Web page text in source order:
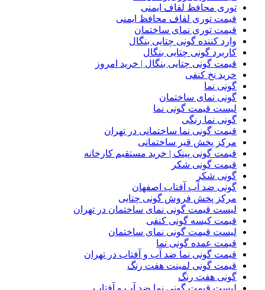
توری محافظ لفاف ایمنی
قیمت توری لفاف محافظ ایمنی
قیمت توری نمای ساختمان
وارد کننده گونی چتایی بنگال
کاربرد گونی چتایی بنگال
قیمت گونی چتایی بنگال | خرید امروز
خرید نخ کنفی
گونی نما
گونی نمای ساختمان
لیست قیمت گونی نما
گونی نما رنگی
قیمت گونی نما ساختمانی در تهران
مرکز پخش قیر ساختمانی
قیمت گونی پینک | خرید مستقیم کارخانه
قیمت گونی شکر
گونی شکر
گونی ضد آب آفتاب اصفهان
مرکز پخش فروش گونی چتایی
لیست قیمت گونی نمای ساختمان در تهران
قیمت کیسه گونی کنفی
لیست قیمت گونی نمای ساختمان
قیمت عمده گونی نما
قیمت گونی نما ضد آب و آفتاب در تهران
قیمت گونی لمینت هفت رنگ
گونی هفت رنگ